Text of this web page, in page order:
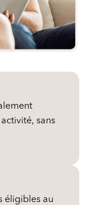
sans
éligibles au